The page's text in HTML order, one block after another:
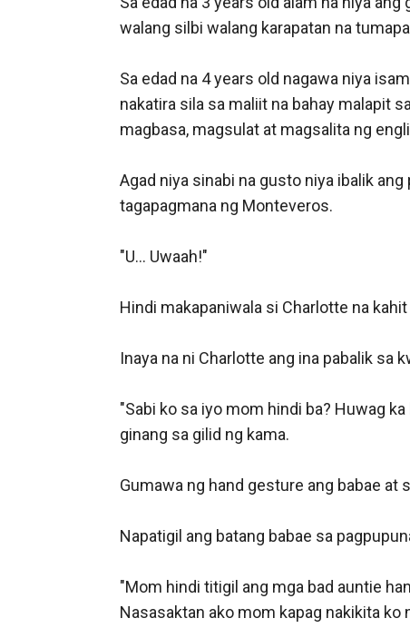
walang silbi walang karapatan na
Sa edad na 4 years old nagawa niya
nakatira sila sa maliit na bahay malapit
magbasa, magsulat at magsalita ng
Agad niya sinabi na gusto niya ibalik
tagapagmana ng Monteveros.
"U... Uwaah!"
Hindi makapaniwala si Charlotte na
Inaya na ni Charlotte ang ina pabalik sa
"Sabi ko sa iyo mom hindi ba? Huwag
ginang sa gilid ng kama.
Gumawa ng hand gesture ang babae
Napatigil ang batang babae sa
"Mom hindi titigil ang mga bad auntie
Nasasaktan ako mom kapag nakikita ko